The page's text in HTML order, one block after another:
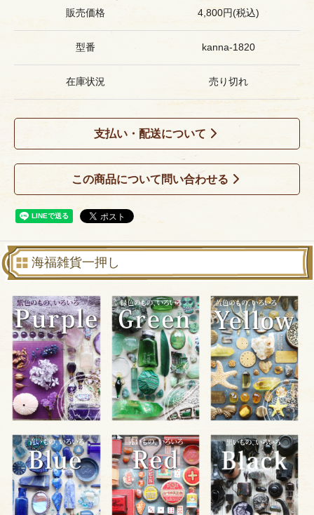
販売価格 4,800円(税込)
型番 kanna-1820
在庫状況 売り切れ
支払い・配送について
この商品について問い合わせる
海福雑貨一押し